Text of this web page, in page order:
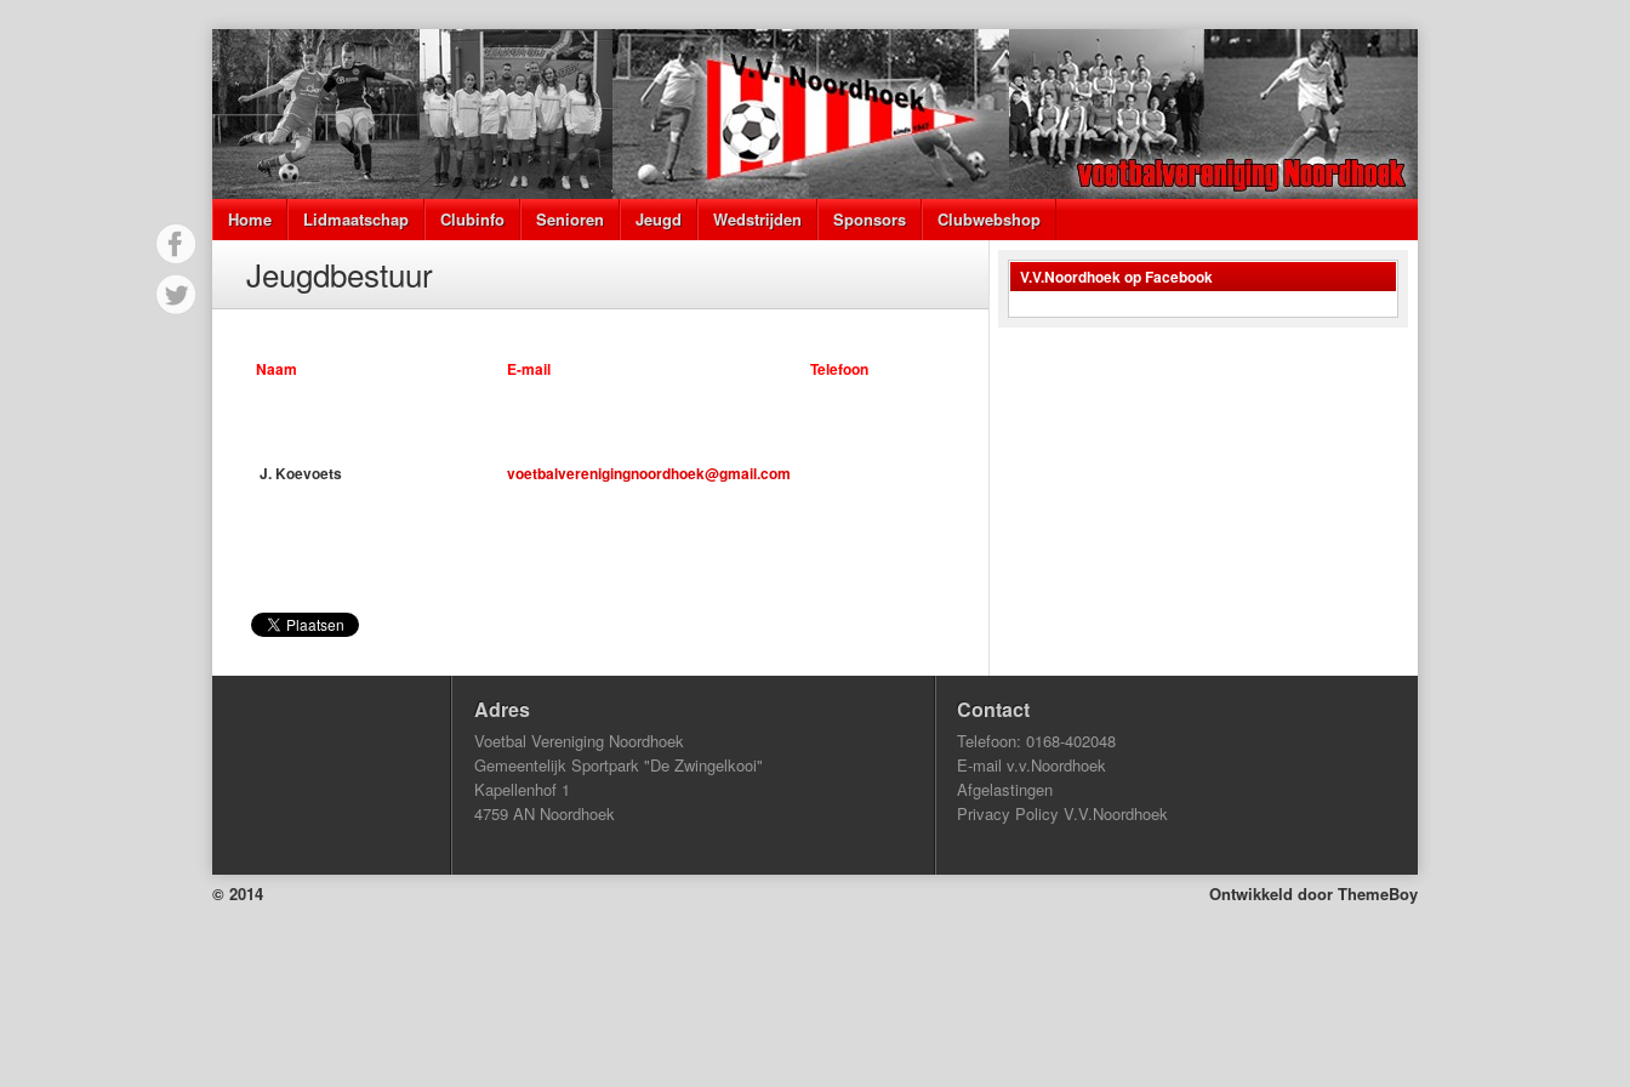
Home Lidmaatschap Clubinfo Senioren Jeugd Wedstrijden Sponsors Clubwebshop
Jeugdbestuur
Naam E-mail Telefoon
J. Koevoets voetbalverenigingnoordhoek@gmail.com
V.V.Noordhoek op Facebook
Adres
Voetbal Vereniging Noordhoek
Gemeentelijk Sportpark "De Zwingelkooi"
Kapellenhof 1
4759 AN Noordhoek
Contact
Telefoon: 0168-402048
E-mail v.v.Noordhoek
Afgelastingen
Privacy Policy V.V.Noordhoek
© 2014 Ontwikkeld door ThemeBoy